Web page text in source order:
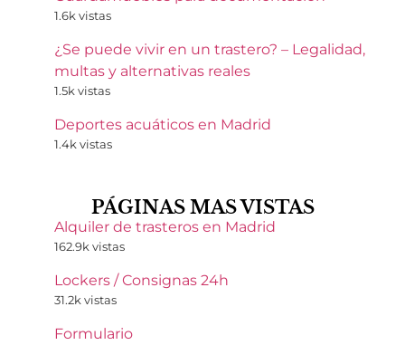
1.6k vistas
¿Se puede vivir en un trastero? – Legalidad,
multas y alternativas reales
1.5k vistas
Deportes acuáticos en Madrid
1.4k vistas
PÁGINAS MAS VISTAS
Alquiler de trasteros en Madrid
162.9k vistas
Lockers / Consignas 24h
31.2k vistas
Formulario